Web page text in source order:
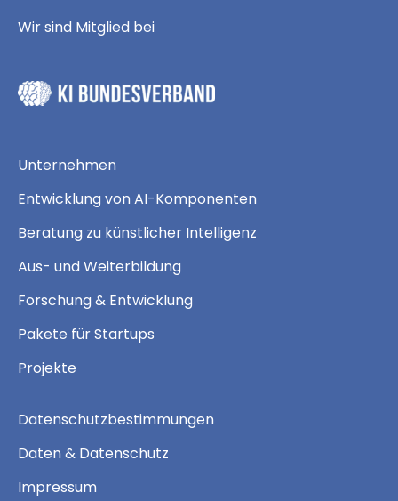
Wir sind Mitglied bei
Unternehmen
Entwicklung von AI-Komponenten
Beratung zu künstlicher Intelligenz
Aus- und Weiterbildung
Forschung & Entwicklung
Pakete für Startups
Projekte
Datenschutzbestimmungen
Daten & Datenschutz
Impressum